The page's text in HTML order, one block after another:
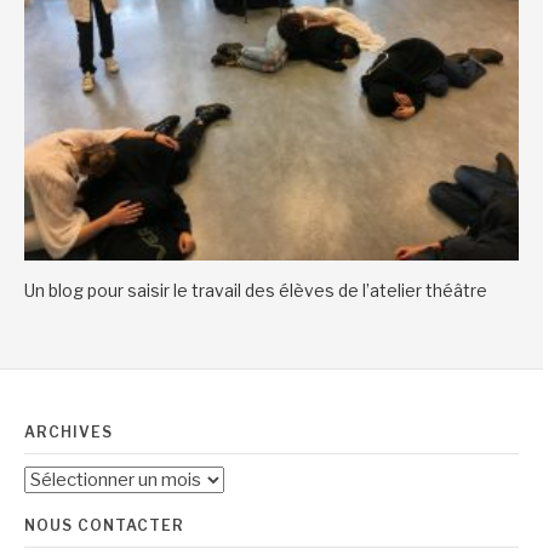
Un blog pour saisir le travail des élèves de l’atelier théâtre
ARCHIVES
Archives
NOUS CONTACTER